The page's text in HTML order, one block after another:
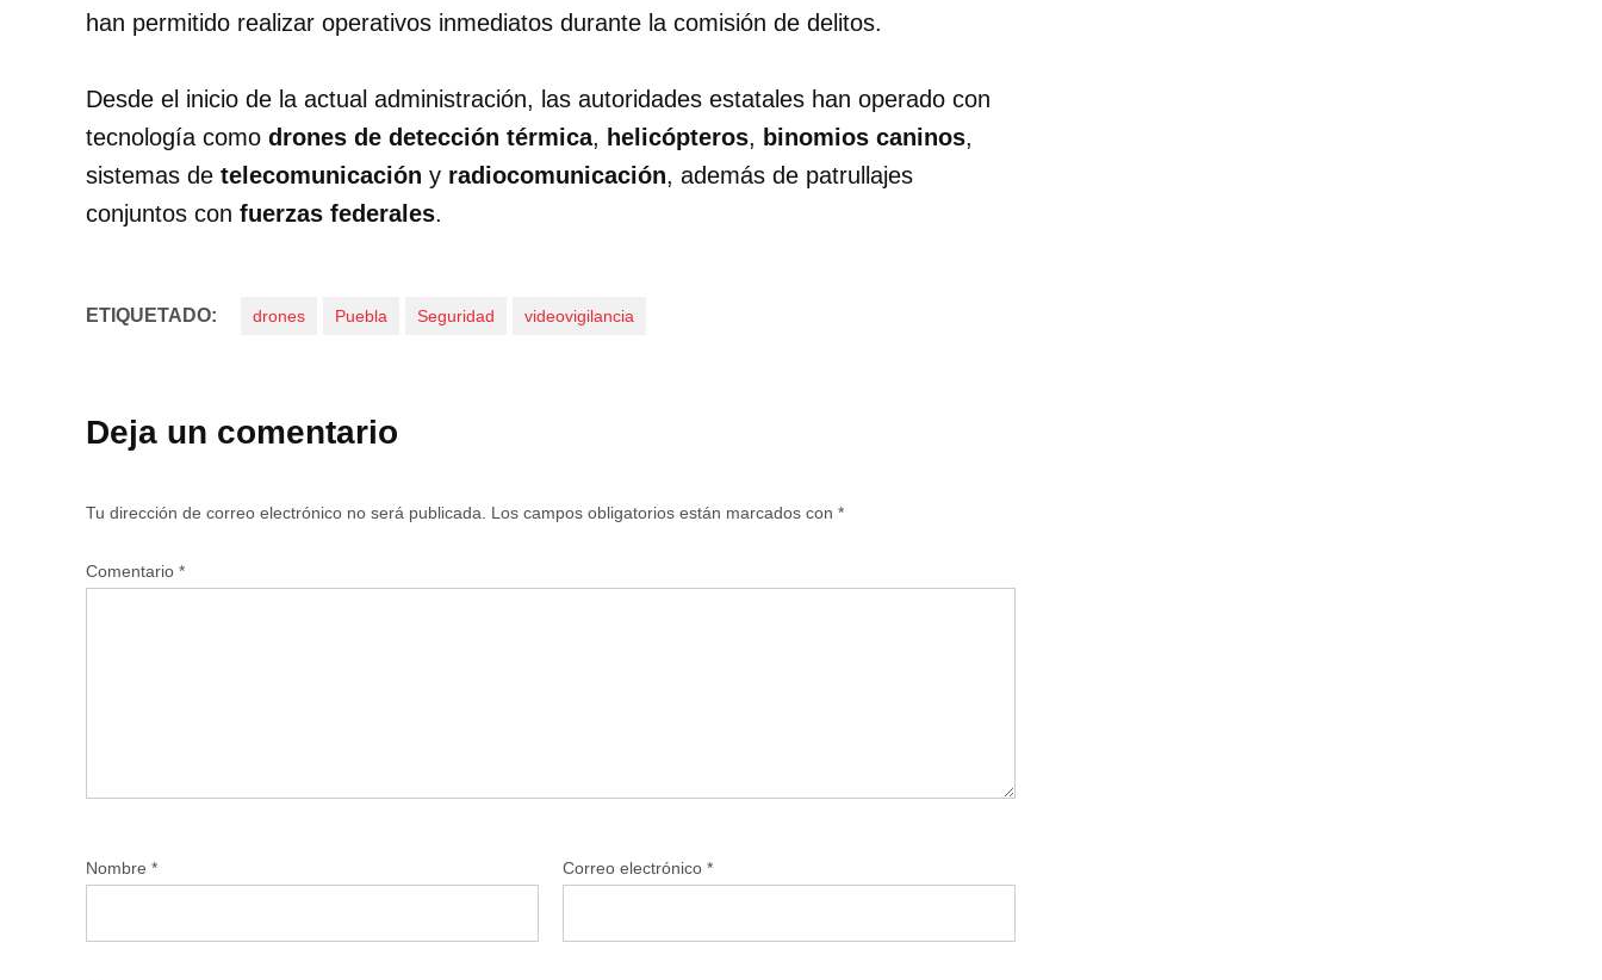
han permitido realizar operativos inmediatos durante la comisión de delitos.
Desde el inicio de la actual administración, las autoridades estatales han operado con
tecnología como drones de detección térmica, helicópteros, binomios caninos,
sistemas de telecomunicación y radiocomunicación, además de patrullajes
conjuntos con fuerzas federales.
ETIQUETADO: drones Puebla Seguridad videovigilancia
Deja un comentario
Tu dirección de correo electrónico no será publicada. Los campos obligatorios están marcados con *
Comentario *
Nombre * Correo electrónico *